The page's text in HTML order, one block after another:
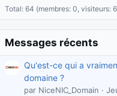
Total: 64 (membres: 0, visiteurs:
Messages récents
Qu'est-ce qui a
domaine ?
par NiceNIC_Domain